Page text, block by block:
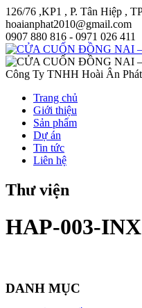
126/76 ,KP1 , P. Tân Hiệp ,
hoaianphat2010@gmail.com
0907 880 816 - 0971 026 411
Công Ty TNHH Hoài Ân Phát
Trang chủ
Giới thiệu
Sản phẩm
Dự án
Tin tức
Liên hệ
Thư viện
HAP-003-INX
DANH MỤC